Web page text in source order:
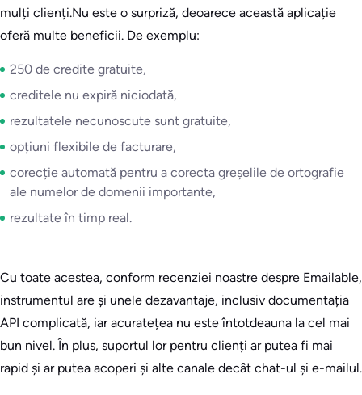
mulți clienți.Nu este o surpriză, deoarece această aplicație
oferă multe beneficii. De exemplu:
250 de credite gratuite,
creditele nu expiră niciodată,
rezultatele necunoscute sunt gratuite,
opțiuni flexibile de facturare,
corecție automată pentru a corecta greșelile de ortografie
ale numelor de domenii importante,
rezultate în timp real.
Cu toate acestea, conform recenziei noastre despre Emailable,
instrumentul are și unele dezavantaje, inclusiv documentația
API complicată, iar acuratețea nu este întotdeauna la cel mai
bun nivel. În plus, suportul lor pentru clienți ar putea fi mai
rapid și ar putea acoperi și alte canale decât chat-ul și e-mailul.